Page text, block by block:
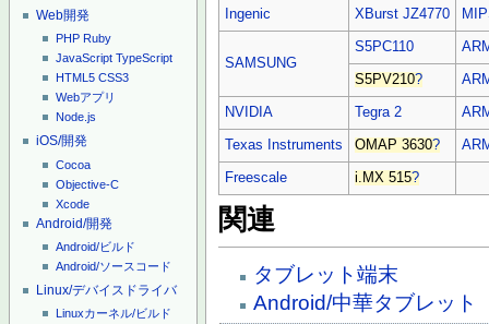
Web開発
PHP Ruby
JavaScript TypeScript
HTML5 CSS3
Webアプリ
Node.js
iOS/開発
Cocoa
Objective-C
Xcode
Android/開発
Android/ビルド
Android/ソースコード
Linux/デバイスドライバ
Linuxカーネル/ビルド
Ingenic XBurst JZ4770
SAMSUNG
S5PC110
S5PV210?
NVIDIA Tegra 2
Texas Instruments OMAP 3630?
Freescale i.MX 515?
関連
タブレット端末
Android/中華タブレット